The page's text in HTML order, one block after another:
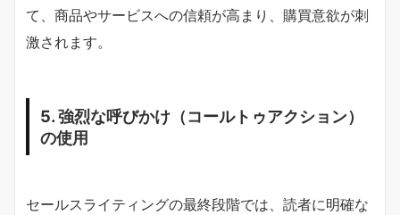
て、商品やサービスへの信頼が高まり、購買意欲が刺
激されます。
5. 強烈な呼びかけ（コールトゥアクション）
の使用
セールスライティングの最終段階では、読者に明確な